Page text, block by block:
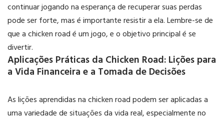
continuar jogando na esperança de recuperar suas perdas
pode ser forte, mas é importante resistir a ela. Lembre-se de
que a chicken road é um jogo, e o objetivo principal é se
divertir.
Aplicações Práticas da Chicken Road: Lições para
a Vida Financeira e a Tomada de Decisões
As lições aprendidas na chicken road podem ser aplicadas a
uma variedade de situações da vida real, especialmente no